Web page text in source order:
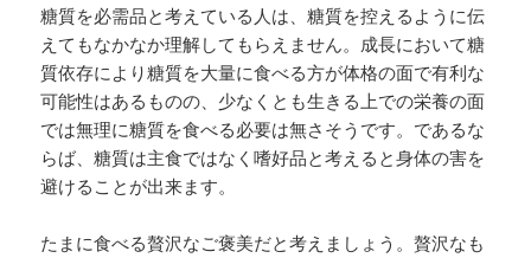
糖質を必需品と考えている人は、糖質を控えるように伝
えてもなかなか理解してもらえません。成長において糖
質依存により糖質を大量に食べる方が体格の面で有利な
可能性はあるものの、少なくとも生きる上での栄養の面
では無理に糖質を食べる必要は無さそうです。であるな
らば、糖質は主食ではなく嗜好品と考えると身体の害を
避けることが出来ます。
たまに食べる贅沢なご褒美だと考えましょう。贅沢なも